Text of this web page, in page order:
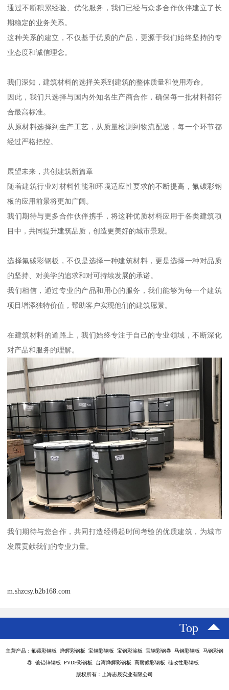
通过不断积累经验、优化服务，我们已经与众多合作伙伴建立了长
期稳定的业务关系。
这种关系的建立，不仅基于优质的产品，更源于我们始终坚持的专
业态度和诚信理念。
我们深知，建筑材料的选择关系到建筑的整体质量和使用寿命。
因此，我们只选择与国内外知名生产商合作，确保每一批材料都符
合最高标准。
从原材料选择到生产工艺，从质量检测到物流配送，每一个环节都
经过严格把控。
展望未来，共创建筑新篇章
随着建筑行业对材料性能和环境适应性要求的不断提高，氟碳彩钢
板的应用前景将更加广阔。
我们期待与更多合作伙伴携手，将这种优质材料应用于各类建筑项
目中，共同提升建筑品质，创造更美好的城市景观。
选择氟碳彩钢板，不仅是选择一种建筑材料，更是选择一种对品质
的坚持、对美学的追求和对可持续发展的承诺。
我们相信，通过专业的产品和用心的服务，我们能够为每一个建筑
项目增添独特价值，帮助客户实现他们的建筑愿景。
在建筑材料的道路上，我们始终专注于自己的专业领域，不断深化
对产品和服务的理解。
我们期待与您合作，共同打造经得起时间考验的优质建筑，为城市
发展贡献我们的专业力量。
m.shzcsy.b2b168.com
Top
主营产品：氟碳彩钢板 烨辉彩钢板 宝钢彩钢板 宝钢彩涂板 宝钢彩钢卷 马钢彩钢板 马钢彩钢
卷 镀铝锌钢板 PVDF彩钢板 台湾烨辉彩钢板 高耐候彩钢板 硅改性彩钢板
版权所有：上海志辰实业有限公司